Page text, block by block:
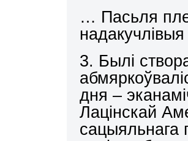
… Пасьля
надакучлівыя
3. Былі
дня –
Лацінскай
сацыяльнага